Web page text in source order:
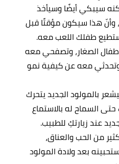
سيبكي أيضًا وسيأخذ
هذا سيكون مؤقتًا قبل
طفلك اللعب معه.
الصغار، وتصفحي معه
وتحدثي معه عن كيفية نمو
بالمولود الجديد يتحرك
السماح له بالاستماع
عند زيارتكِ للطبيب.
من الحب والعناق،
بعد ولادة المولود